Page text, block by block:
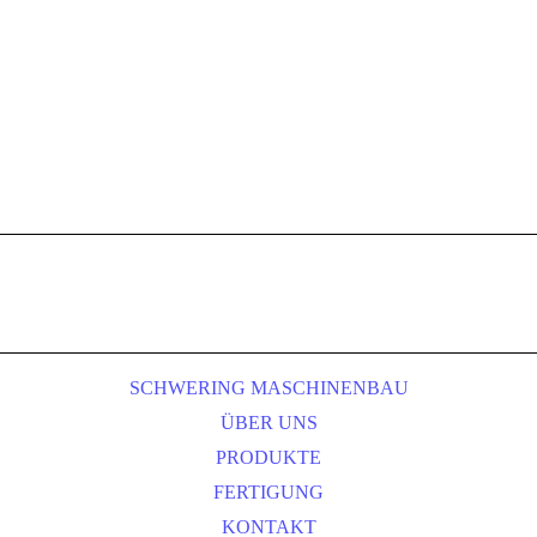
SCHWERING MASCHINENBAU
ÜBER UNS
PRODUKTE
FERTIGUNG
KONTAKT